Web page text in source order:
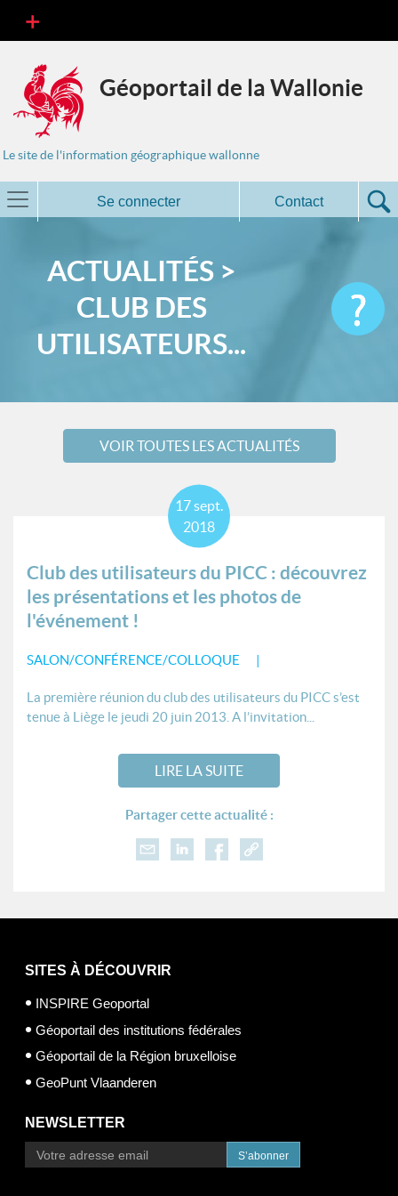
Géoportail de la Wallonie
Le site de l'information géographique wallonne
Se connecter Contact
ACTUALITÉS >
CLUB DES
UTILISATEURS...
VOIR TOUTES LES ACTUALITÉS
Club des utilisateurs du PICC : découvrez
les présentations et les photos de
l'événement !
SALON/CONFÉRENCE/COLLOQUE
17sept.
2018
La première réunion du club des utilisateurs du PICC s’est
tenue à Liège le jeudi 20 juin 2013. A l’invitation...
LIRE LA SUITE
Partager cette actualité :
SITES À DÉCOUVRIR
INSPIRE Geoportal
Géoportail des institutions fédérales
Géoportail de la Région bruxelloise
GeoPunt Vlaanderen
NEWSLETTER
S’abonner